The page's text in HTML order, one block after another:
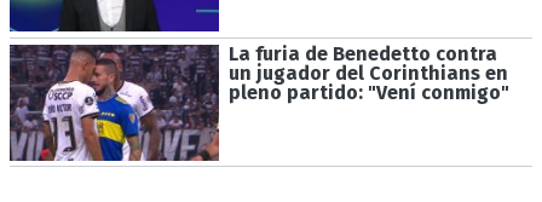
La furia de Benedetto contra
un jugador del Corinthians en
pleno partido: "Vení conmigo"